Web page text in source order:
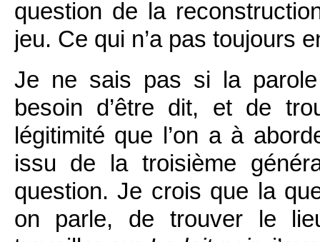
question de la
jeu. Ce qui n’a pas toujours
Je ne sais pas si la
besoin d’être dit, et de
légitimité que l’on a à
issu de la troisième
question. Je crois que la
on parle, de trouver le